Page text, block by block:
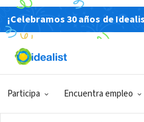
¡Celebramos 30 años de
Participa Encuentra empleo
ORGANIZACIÓN SIN FIN DE
IESE